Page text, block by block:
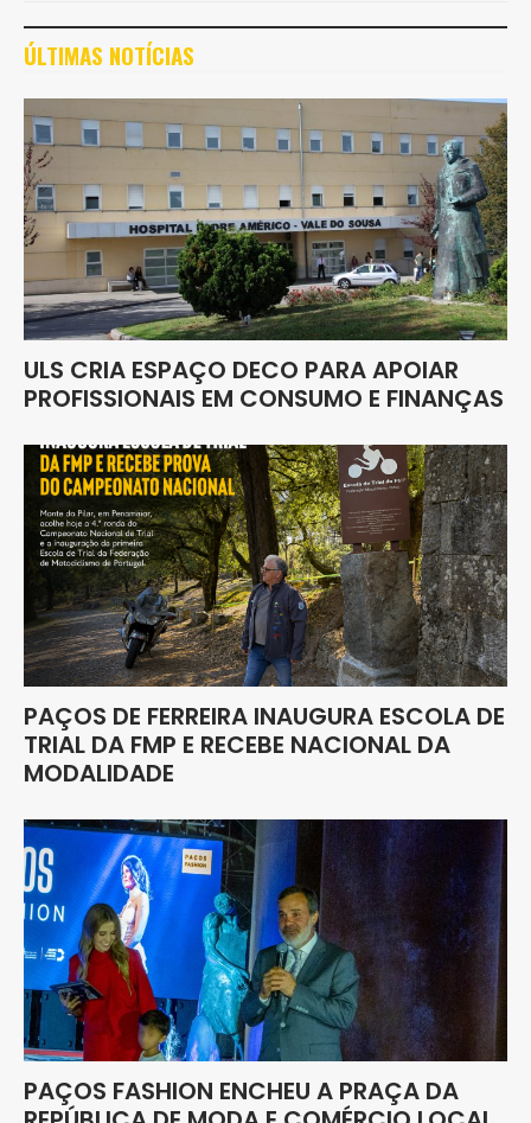
ÚLTIMAS NOTÍCIAS
ULS CRIA ESPAÇO DECO PARA APOIAR
PROFISSIONAIS EM CONSUMO E FINANÇAS
PAÇOS DE FERREIRA INAUGURA ESCOLA DE
TRIAL DA FMP E RECEBE NACIONAL DA
MODALIDADE
PAÇOS FASHION ENCHEU A PRAÇA DA